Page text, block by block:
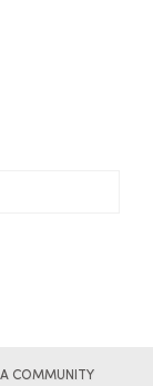
COMMUNITY